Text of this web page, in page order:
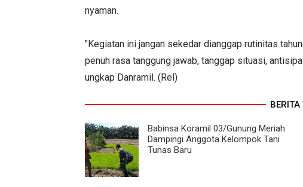
nyaman.
"Kegiatan ini jangan sekedar dianggap rutinitas
penuh rasa tanggung jawab, tanggap situasi,
ungkap Danramil. (Rel)
BERITA
Babinsa Koramil 03/Gunung Meriah
Dampingi Anggota Kelompok Tani
Tunas Baru